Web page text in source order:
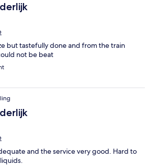
but tastefully done and from the train
not be beat
and the service very good. Hard to